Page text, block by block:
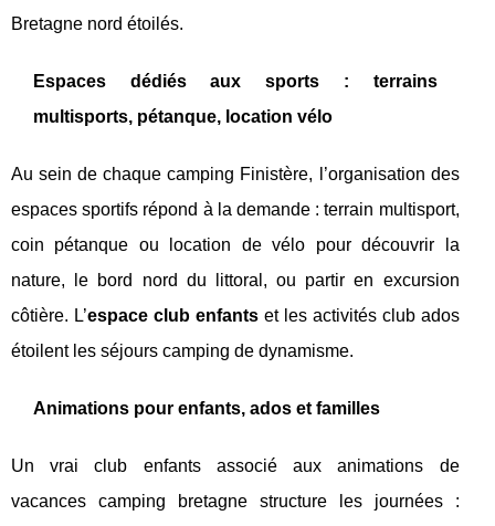
Bretagne nord étoilés.
Espaces dédiés aux sports : terrains
multisports, pétanque, location vélo
Au sein de chaque camping Finistère, l’organisation des
espaces sportifs répond à la demande : terrain multisport,
coin pétanque ou location de vélo pour découvrir la
nature, le bord nord du littoral, ou partir en excursion
côtière. L’espace club enfantset les activités club ados
étoilent les séjours camping de dynamisme.
Animations pour enfants, ados et familles
Un vrai club enfants associé aux animations de
vacances camping bretagne structure les journées :